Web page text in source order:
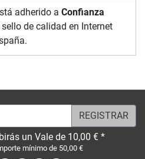
adherido a Confianza
sello de calidad en Internet
un Vale de 10,00 € *
mínimo de 50,00 €